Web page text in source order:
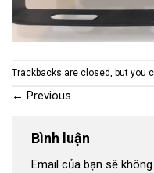
Trackbacks are closed, but you
← Previous
Bình luận
Email của bạn sẽ